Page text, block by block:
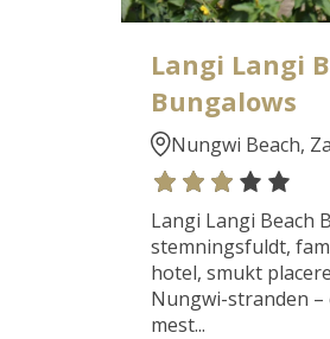
Langi Langi
Bungalows
Nungwi Beach,
Langi Langi Beach
stemningsfuldt,
hotel, smukt
Nungwi-stranden –
mest...